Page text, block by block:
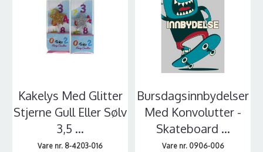
Kakelys Med Glitter
Stjerne Gull Eller Sølv
3,5 ...
Vare nr. 8-4203-016
Bursdagsinnbydelser
Med Konvolutter -
Skateboard ...
Vare nr. 0906-006